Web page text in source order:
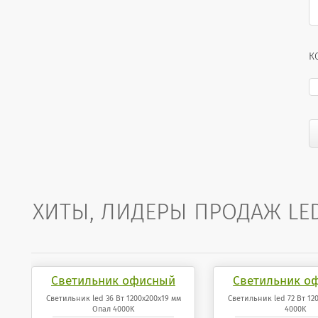
ХИТЫ, ЛИДЕРЫ ПРОДАЖ
Светильник офисный
светодиодный 36 Вт
1200x200x19 мм Опал
Светильник led 36 Вт 1200x200x19 мм
Опал 4000K
Светильник
1200x200x19
Светильник led 72 Вт
4000K